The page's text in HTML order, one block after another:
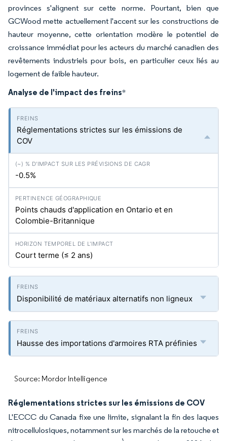
provinces s'alignent sur cette norme. Pourtant, bien que
GCWood mette actuellement l'accent sur les constructions de
hauteur moyenne, cette orientation modère le potentiel de
croissance immédiat pour les acteurs du marché canadien des
revêtements industriels pour bois, en particulier ceux liés au
logement de faible hauteur.
Analyse de l'impact des freins*
Réglementations strictes sur les émissions de
COV
-0.5%
Points chauds d'application en Ontario et en
Colombie-Britannique
Court terme (≤ 2 ans)
Disponibilité de matériaux alternatifs non ligneux
Hausse des importations d'armoires RTA préfinies
Source: Mordor Intelligence
Réglementations strictes sur les émissions de COV
L'ECCC du Canada fixe une limite, signalant la fin des laques
nitrocellulosiques, notamment sur les marchés de la retouche et